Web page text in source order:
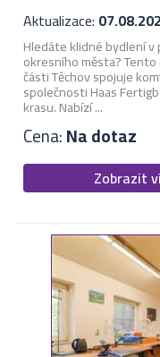
Aktualizace:
Hledáte klidné bydlení
okresního města?
části Těchov spojuje
společnosti Haas
krasu. Nabízí ...
Cena:Na dotaz
Zobrazit